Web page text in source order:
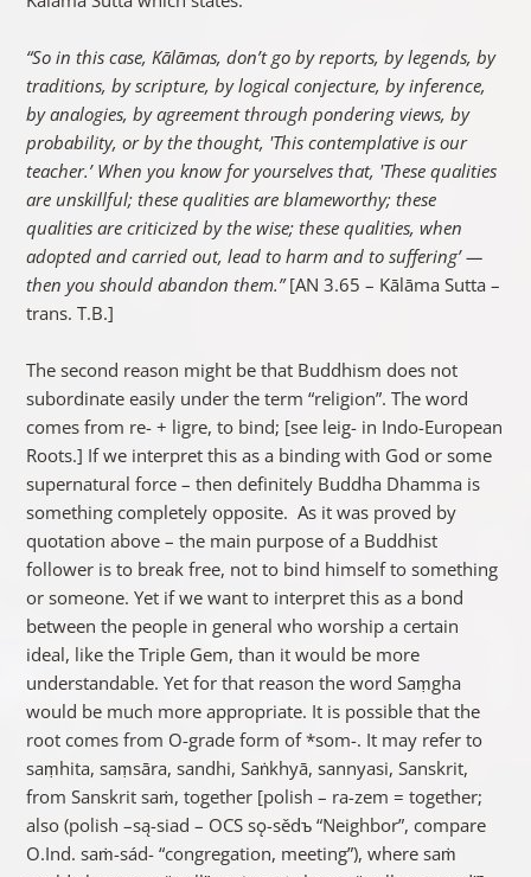
“So in this case, Kālāmas, don’t go by reports, by legends, by
traditions, by scripture, by logical conjecture, by inference,
by analogies, by agreement through pondering views, by
probability, or by the thought, 'This contemplative is our
teacher.’ When you know for yourselves that, 'These qualities
are unskillful; these qualities are blameworthy; these
qualities are criticized by the wise; these qualities, when
adopted and carried out, lead to harm and to suffering’ —
then you should abandon them.”[AN 3.65 – Kālāma Sutta –
trans. T.B.]
The second reason might be that Buddhism does not
subordinate easily under the term “religion”. The word
comes from re- + ligre, to bind; [see leig- in Indo-European
Roots.] If we interpret this as a binding with God or some
supernatural force – then definitely Buddha Dhamma is
something completely opposite. As it was proved by
quotation above – the main purpose of a Buddhist
follower is to break free, not to bind himself to something
or someone. Yet if we want to interpret this as a bond
between the people in general who worship a certain
ideal, like the Triple Gem, than it would be more
understandable. Yet for that reason the word Saṃgha
would be much more appropriate. It is possible that the
root comes from O-grade form of *som-. It may refer to
saṃhita, saṃsāra, sandhi, Saṅkhyā, sannyasi, Sanskrit,
from Sanskrit saṁ, together [polish – ra-zem = together;
also (polish –są-siad – OCS sǫ-sědъ “Neighbor”, compare
O.Ind. saṁ-sád- “congregation, meeting”), where saṁ